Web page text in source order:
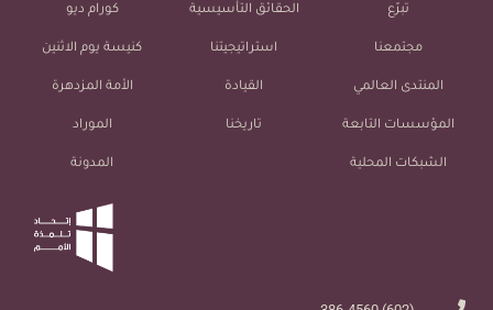
تبرّع
مجتمعنا
المنتدى العالمي
المؤسسات التابعة
الشبكات المحلية
الحقائق التأسيسية
استراتيجيتنا
القيادة
تاريخنا
كورام ديو
كنيسة يوم الاثنين
الأمة المزدهرة
الموراد
المدونة